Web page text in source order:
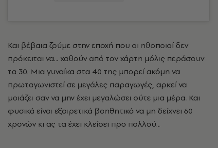
Και βέβαια ζούμε στην εποχή που οι ηθοποιοί δεν
πρόκειται να... χαθούν από τον χάρτη μόλις περάσουν
τα 30. Μια γυναίκα στα 40 της μπορεί ακόμη να
πρωταγωνιστεί σε μεγάλες παραγωγές, αρκεί να
μοιάζει σαν να μην έχει μεγαλώσει ούτε μια μέρα. Και
φυσικά είναι εξαιρετικά βοηθητικό να μη δείχνει 60
χρονών κι ας τα έχει κλείσει προ πολλού...